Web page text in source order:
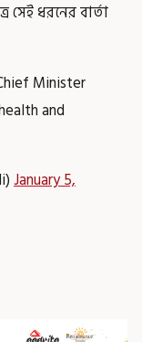
সেই ধরনের বার্তা
Minister
and
January 5,